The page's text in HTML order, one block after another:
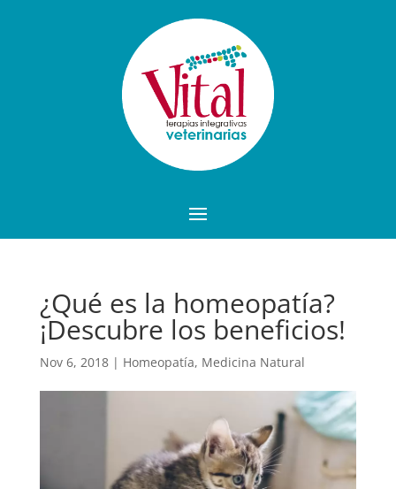
¿Qué es la homeopatía?
¡Descubre los beneficios!
Nov 6, 2018| Homeopatía, Medicina Natural